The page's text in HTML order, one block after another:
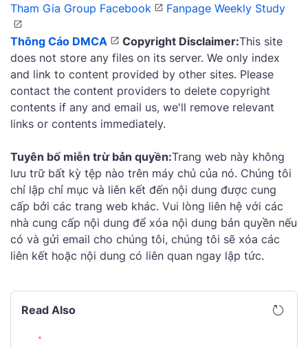
Tham Gia Group Facebook
Fanpage Weekly Study
Thông Cáo DMCA Copyright Disclaimer:This site
does not store any files on its server. We only index
and link to content provided by other sites. Please
contact the content providers to delete copyright
contents if any and email us, we'll remove relevant
links or contents immediately.
Tuyên bố miễn trừ bản quyền:Trang web này không
lưu trữ bất kỳ tệp nào trên máy chủ của nó. Chúng tôi
chỉ lập chỉ mục và liên kết đến nội dung được cung
cấp bởi các trang web khác. Vui lòng liên hệ với các
nhà cung cấp nội dung để xóa nội dung bản quyền nếu
có và gửi email cho chúng tôi, chúng tôi sẽ xóa các
liên kết hoặc nội dung có liên quan ngay lập tức.
Read Also